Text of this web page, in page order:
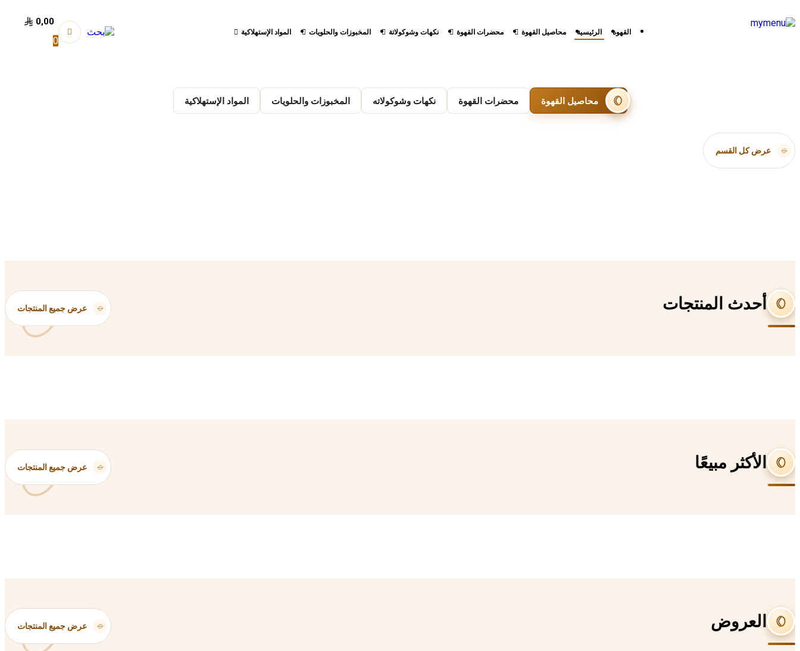
القهوة الرئيسية محاصيل القهوة محضرات القهوة نكهات وشوكولاتة المخبوزات والحلويات المواد الإستهلاكية
0,00
0
محاصيل القهوة محضرات القهوة نكهات وشوكولاته المخبوزات والحلويات المواد الإستهلاكية
عرض كل القسم
أحدث المنتجات عرض جميع المنتجات
الأكثر مبيعًا عرض جميع المنتجات
العروض عرض جميع المنتجات